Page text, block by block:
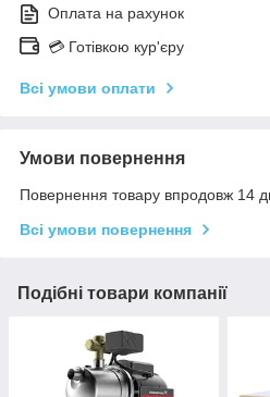
Оплата на рахунок
💳 Готівкою кур'єру
Всі умови оплати
Умови повернення
Повернення товару впродовж 14
Всі умови повернення
Подібні товари компанії